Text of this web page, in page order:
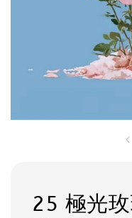
25 極光